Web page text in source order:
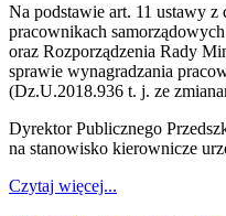
Na podstawie art. 11 ustawy z
pracownikach
oraz Rozporządzenia Rady
sprawie wynagradzania
(Dz.U.2018.936 t. j. ze
Dyrektor Publicznego
na stanowisko kierownicze
Czytaj więcej...